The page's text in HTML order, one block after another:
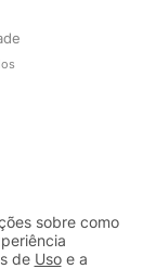
sobre como
de Usoe a